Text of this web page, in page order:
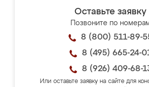
Оставьте заявку
Позвоните по
8 (800) 511-89-
8 (495) 665-24-
8 (926) 409-68-
Или оставьте заявку на сайте для